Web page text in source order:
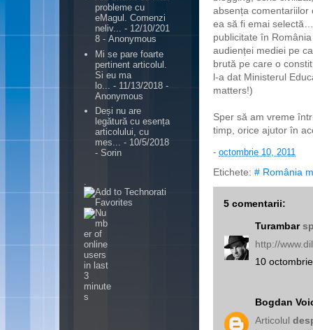
absența comentariilor
ea să fi emai
publicitate în
audienței mediei pe
brută pe care o
l-a dat Ministerul
matters!)
Sper să am vreme
timp, orice ajutor în
- octombrie 10, 2011
Etichete: # România
5 comentarii:
Turambar
http://
10
Bogdan
Articolul
probleme cu
eMagul. Comenzi
neliv... - 12/10/201
8 - Anonymous
Mi se pare foarte
pertinent articolul.
Si eu ma
lo...
- 11/13/2018 -
Anonymous
Deși nu are
legătură cu esența
articolului, cu
mes... - 10/5/2018
- Sorin